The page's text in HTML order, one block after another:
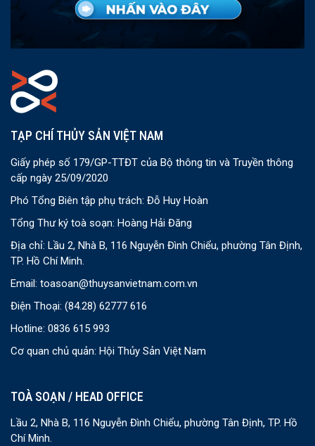
TẠP CHÍ THỦY SẢN VIỆT NAM
Giấy phép số 179/GP-TTĐT của Bộ thông tin và Truyền thông
cấp ngày 25/09/2020
Phó Tổng Biên tập phụ trách: Đỗ Huy Hoàn
Tổng Thư ký toà soạn: Hoàng Hải Đăng
Địa chỉ: Lầu 2, Nhà B, 116 Nguyễn Đình Chiểu, phường Tân Định,
TP. Hồ Chí Minh.
Email: toasoan@thuysanvietnam.com.vn
Điện Thoại: (84.28) 62777 616
Hotline: 0836 615 993
Cơ quan chủ quản: Hội Thủy Sản Việt Nam
TOÀ SOẠN / HEAD OFFICE
Lầu 2, Nhà B, 116 Nguyễn Đình Chiểu, phường Tân Định, TP. Hồ
Chí Minh.